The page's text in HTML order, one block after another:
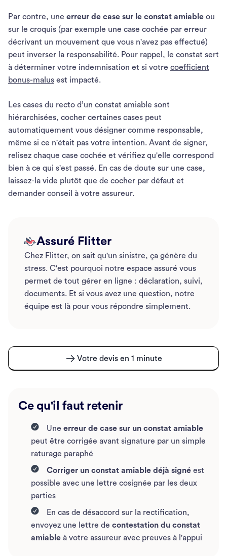
Par contre, une erreur de case sur le constat amiable ou
sur le croquis (par exemple une case cochée par erreur
décrivant un mouvement que vous n'avez pas effectué)
peut inverser la responsabilité. Pour rappel, le constat sert
à déterminer votre indemnisation et si votre coefficient
bonus-malus est impacté.
Les cases du recto d’un constat amiable sont
hiérarchisées, cocher certaines cases peut
automatiquement vous désigner comme responsable,
même si ce n'était pas votre intention. Avant de signer,
relisez chaque case cochée et vérifiez qu'elle correspond
bien à ce qui s'est passé. En cas de doute sur une case,
laissez-la vide plutôt que de cocher par défaut et
demander conseil à votre assureur.
Assuré Flitter
Chez Flitter, on sait qu'un sinistre, ça génère du
stress. C'est pourquoi notre espace assuré vous
permet de tout gérer en ligne : déclaration, suivi,
documents. Et si vous avez une question, notre
équipe est là pour vous répondre simplement.
Votre devis en 1 minute
Ce qu'il faut retenir
Une erreur de case sur un constat amiable
peut être corrigée avant signature par un simple
raturage paraphé
Corriger un constat amiable déjà signé est
possible avec une lettre cosignée par les deux
parties
En cas de désaccord sur la rectification,
envoyez une lettre de contestation du constat
amiable à votre assureur avec preuves à l'appui